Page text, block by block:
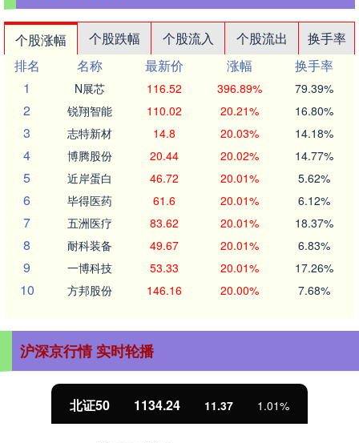
个股涨幅 个股跌幅 个股流入 个股流出
换手率
排名
名称 最新价 涨幅
换手率
1
N展芯 116.52 396.89% 79.39%
2 锐翔智能 110.02 20.21% 16.80%
3 志特新材 14.8 20.03% 14.18%
4 博腾股份 20.44 20.02% 14.77%
5 近岸蛋白 46.72 20.01% 5.62%
6 毕得医药 61.6 20.01% 6.12%
7 五洲医疗 83.62 20.01% 18.37%
8 耐科装备 49.67 20.01% 6.83%
9 一博科技 53.33 20.01% 17.26%
10 方邦股份 146.16 20.00% 7.68%
沪深京行情 实时轮播
北证50 1134.24 11.37 1.01%